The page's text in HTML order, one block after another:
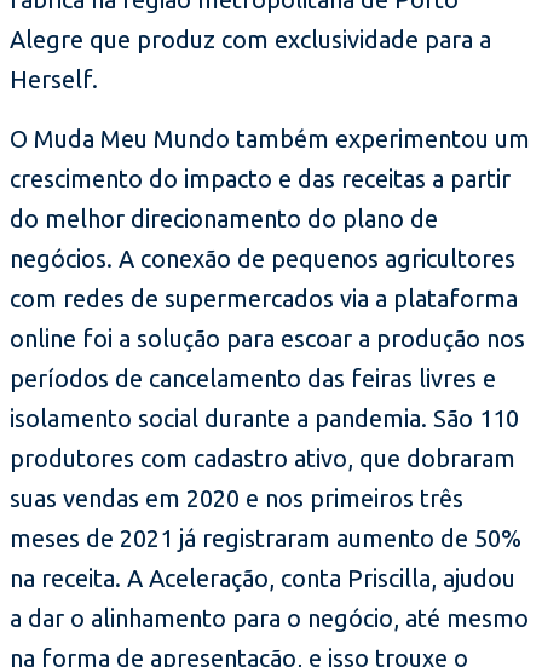
Alegre que produz com exclusividade para a
Herself.
O Muda Meu Mundo também experimentou um
crescimento do impacto e das receitas a partir
do melhor direcionamento do plano de
negócios. A conexão de pequenos agricultores
com redes de supermercados via a plataforma
online foi a solução para escoar a produção nos
períodos de cancelamento das feiras livres e
isolamento social durante a pandemia. São 110
produtores com cadastro ativo, que dobraram
suas vendas em 2020 e nos primeiros três
meses de 2021 já registraram aumento de 50%
na receita. A Aceleração, conta Priscilla, ajudou
a dar o alinhamento para o negócio, até mesmo
na forma de apresentação, e isso trouxe o